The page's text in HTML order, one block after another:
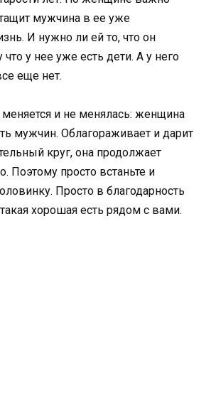
мужчина в ее уже
И нужно ли ей то, что он
у нее уже есть дети. А у него
еще нет.
меняется и не менялась: женщина
мужчин. Облагораживает и дарит
круг, она продолжает
Поэтому просто встаньте и
Просто в благодарность
такая хорошая есть рядом с вами.